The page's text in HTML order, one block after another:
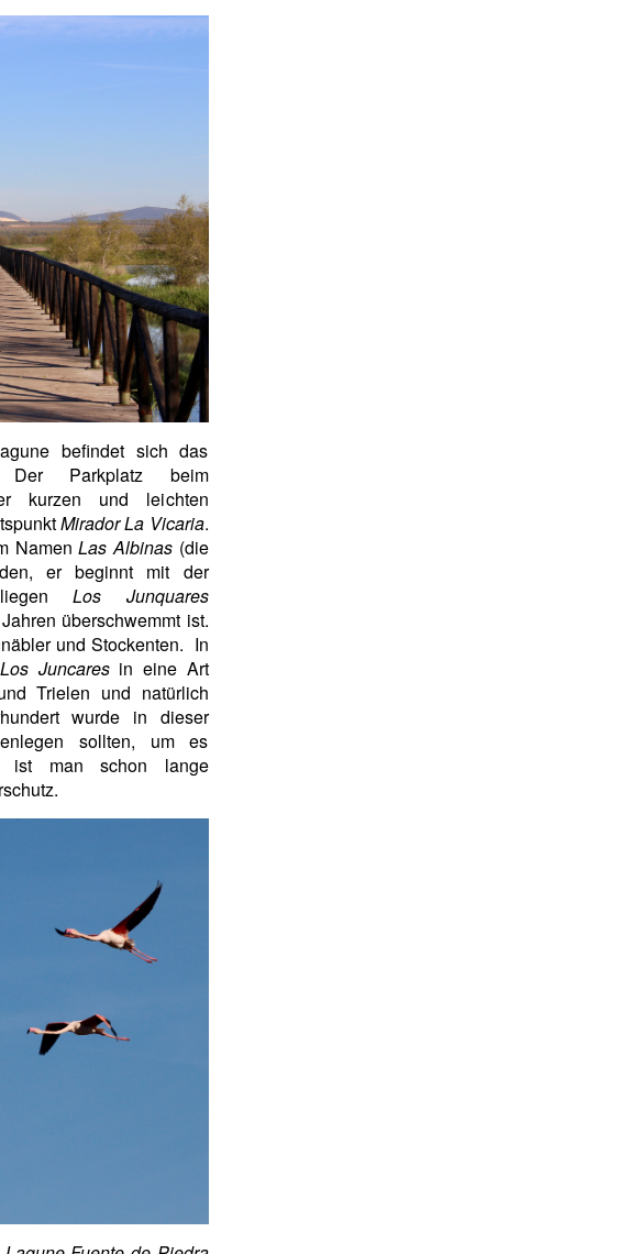
befindet sich das
Parkplatz beim
kurzen und leichten
Mirador La Vicaria.
NamenLas Albinas(die
er beginnt mit der
liegenLos Junquares
überschwemmt ist.
und Stockenten. In
Los Juncaresin eine Art
Trielen und natürlich
wurde in dieser
sollten, um es
ist man schon lange